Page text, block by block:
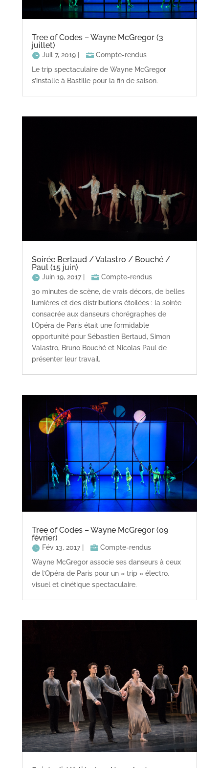
Tree of Codes – Wayne McGregor (3
juillet)
Juil 7, 2019|
Compte-rendus
Le trip spectaculaire de Wayne McGregor
s’installe à Bastille pour la fin de saison.
Soirée Bertaud / Valastro / Bouché /
Paul (15 juin)
Juin 19, 2017|
Compte-rendus
30 minutes de scène, de vrais décors, de belles
lumières et des distributions étoilées : la soirée
consacrée aux danseurs chorégraphes de
l’Opéra de Paris était une formidable
opportunité pour Sébastien Bertaud, Simon
Valastro, Bruno Bouché et Nicolas Paul de
présenter leur travail.
Tree of Codes – Wayne McGregor (09
février)
Fév 13, 2017|
Compte-rendus
Wayne McGregor associe ses danseurs à ceux
de l’Opéra de Paris pour un « trip » électro,
visuel et cinétique spectaculaire.